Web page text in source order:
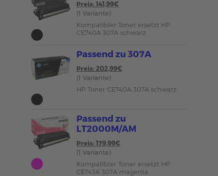
Preis: 141,99€
(1 Variante)
Kompatibler Toner ersetzt HP
CE740A 307A schwarz
Passend zu 307A
Preis: 202,99€
(1 Variante)
HP Toner CE740A 307A schwarz
Passend zu
LT2000M/AM
Preis: 179,99€
(1 Variante)
Kompatibler Toner ersetzt HP
CE743A 307A magenta